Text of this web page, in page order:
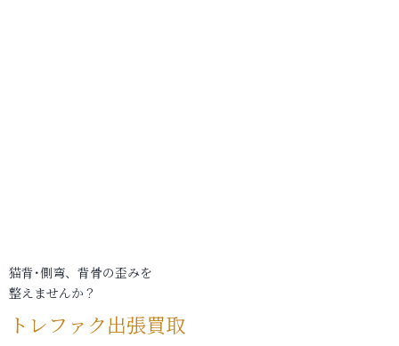
猫背･側弯、背骨の歪みを
整えませんか？
トレファク出張買取